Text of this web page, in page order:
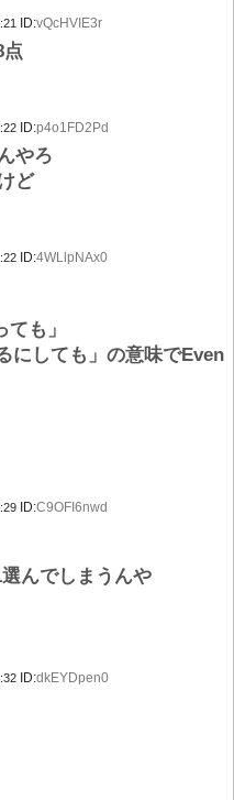
ID:vQcHVIE3r
ID:p4o1FD2Pd
やろ
ど
ID:4WLlpNAx0
も」
にしても」の意味でEven
ID:C9OFI6nwd
んでしまうんや
ID:dkEYDpen0